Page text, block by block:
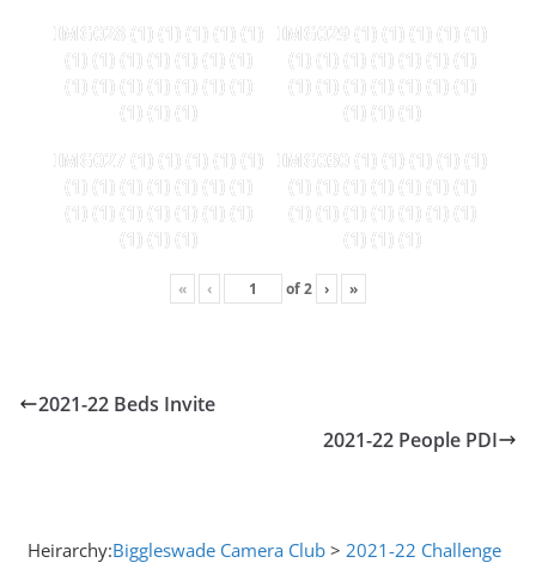
IMG028 (1) (1) (1) (1) (1)
(1) (1) (1) (1) (1) (1) (1)
(1) (1) (1) (1) (1) (1) (1)
(1) (1) (1)
IMG029 (1) (1) (1) (1) (1)
(1) (1) (1) (1) (1) (1) (1)
(1) (1) (1) (1) (1) (1) (1)
(1) (1) (1)
IMG027 (1) (1) (1) (1) (1)
(1) (1) (1) (1) (1) (1) (1)
(1) (1) (1) (1) (1) (1) (1)
(1) (1) (1)
IMG030 (1) (1) (1) (1) (1)
(1) (1) (1) (1) (1) (1) (1)
(1) (1) (1) (1) (1) (1) (1)
(1) (1) (1)
« ‹ of2 › »
2021-22 Beds Invite
2021-22 People PDI
Heirarchy:Biggleswade Camera Club >2021-22 Challenge